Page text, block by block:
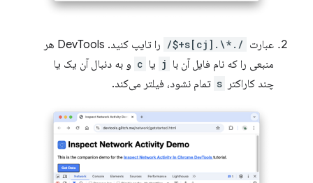
عبارت /.*\.[cj]s+$/
را تایپ کنید. DevTools هر
منبعی را که نام فایل آن با j یا c و به دنبال آن یک یا
چند کاراکتر s تمام نشود، فیلتر می‌کند.